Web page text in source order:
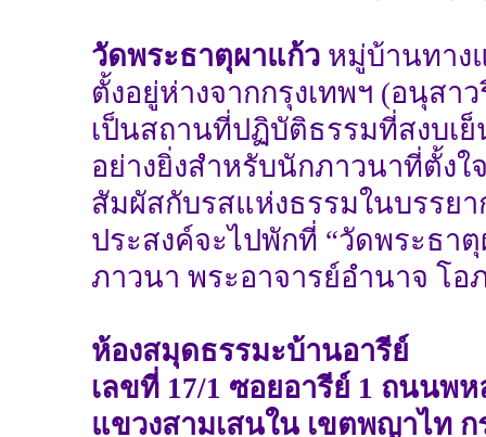
วัดพระธาตุผาแก้วหมู่บ้านทาง
ตั้งอยู่ห่างจากกรุงเทพฯ (อนุส
เป็นสถานที่ปฏิบัติธรรมที่สงบเย็
อย่างยิ่งสำหรับนักภาวนาที่ตั้งใ
สัมผัสกับรสแห่งธรรมในบรรย
ประสงค์จะไปพักที่ “วัดพระธา
ภาวนา พระอาจารย์อำนาจ โ
ห้องสมุดธรรมะบ้านอารีย์
เลขที่ 17/1 ซอยอารีย์ 1 ถนนพ
แขวงสามเสนใน เขตพญาไท ก